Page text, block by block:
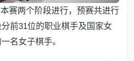
赛两个阶段进行，预赛共进行
前31位的职业棋手及国家女
名女子棋手。